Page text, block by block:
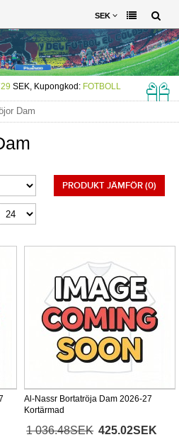
SEK
SEK, Kupongkod: FOTBOLL
Dam
PRODUKT JÄMFÖR (0)
Al-Nassr Bortatröja Dam 2026-27
Kortärmad
1 036.48SEK 425.02SEK